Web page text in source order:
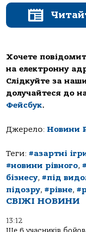
Хочете
на електронну
Слідкуйте за
долучайтеся до
Фейсбук.
Джерело: Новини
Теги: #азартні
#новини рівного,
бізнесу, #під
підозру, #рівне,
СВІЖІ НОВИНИ
13:12